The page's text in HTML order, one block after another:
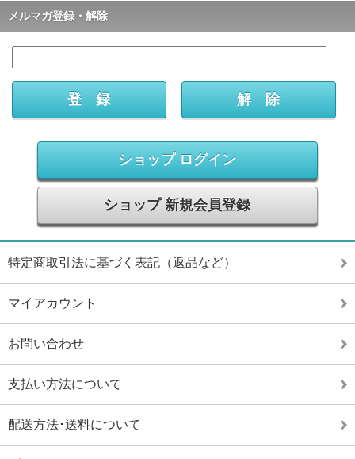
メルマガ登録・解除
ショップ ログイン
ショップ 新規会員登録
特定商取引法に基づく表記（返品など）
マイアカウント
お問い合わせ
支払い方法について
配送方法･送料について